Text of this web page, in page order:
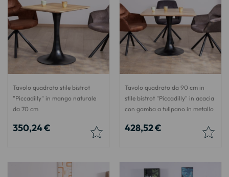
Tavolo quadrato stile bistrot
"Piccadilly" in mango naturale
da 70 cm
350,24 €
Tavolo quadrato da 90 cm in
stile bistrot "Piccadilly" in acacia
con gamba a tulipano in metallo
428,52 €